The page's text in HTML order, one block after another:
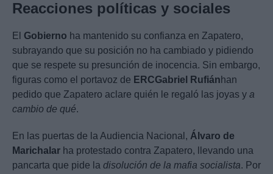
Reacciones políticas y sociales
El Gobierno ha mantenido su confianza en Zapatero,
subrayando que su posición no ha cambiado y pidiendo
que se respete su presunción de inocencia. Sin embargo,
figuras como el portavoz de ERCGabriel Rufián han
pedido que Zapatero aclare quién le regaló las joyas y a
cambio de qué.
En las puertas de la Audiencia Nacional, Álvaro de
Marichalar ha protestado contra Zapatero, llevando una
pancarta que pide la disolución de la mafia socialista. Por